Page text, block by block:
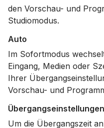
den Vorschau- und
Studiomodus.
Auto
Im Sofortmodus
Eingang, Medien oder
Ihrer
Vorschau- und
Übergangseinstellungen
Um die Übergangszeit